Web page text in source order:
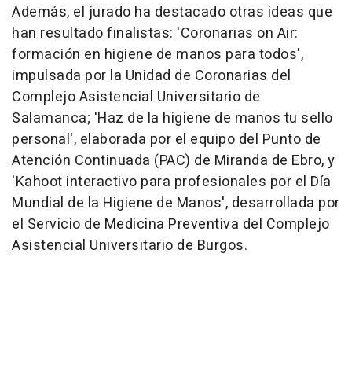
Además, el jurado ha destacado otras ideas que
han resultado finalistas: 'Coronarias on Air:
formación en higiene de manos para todos',
impulsada por la Unidad de Coronarias del
Complejo Asistencial Universitario de
Salamanca; 'Haz de la higiene de manos tu sello
personal', elaborada por el equipo del Punto de
Atención Continuada (PAC) de Miranda de Ebro, y
'Kahoot interactivo para profesionales por el Día
Mundial de la Higiene de Manos', desarrollada por
el Servicio de Medicina Preventiva del Complejo
Asistencial Universitario de Burgos.